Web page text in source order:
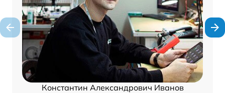
Константин Александрович Иванов